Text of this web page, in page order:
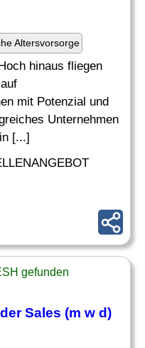
Altersvorsorge
hinaus fliegen
mit Potenzial und
Unternehmen
[...]
gefunden
Sales (m w d)